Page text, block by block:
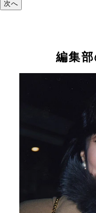
次へ
編集